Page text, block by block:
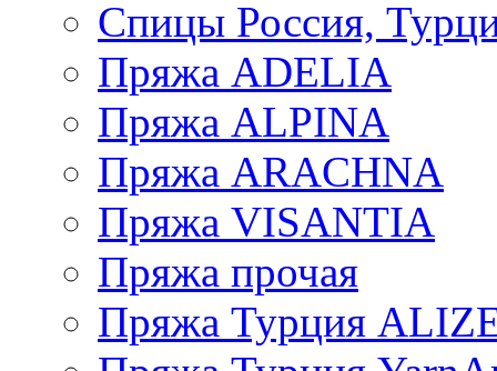
Спицы Россия,
Пряжа ADELIA
Пряжа ALPINA
Пряжа ARACHNA
Пряжа VISANTIA
Пряжа прочая
Пряжа Турция